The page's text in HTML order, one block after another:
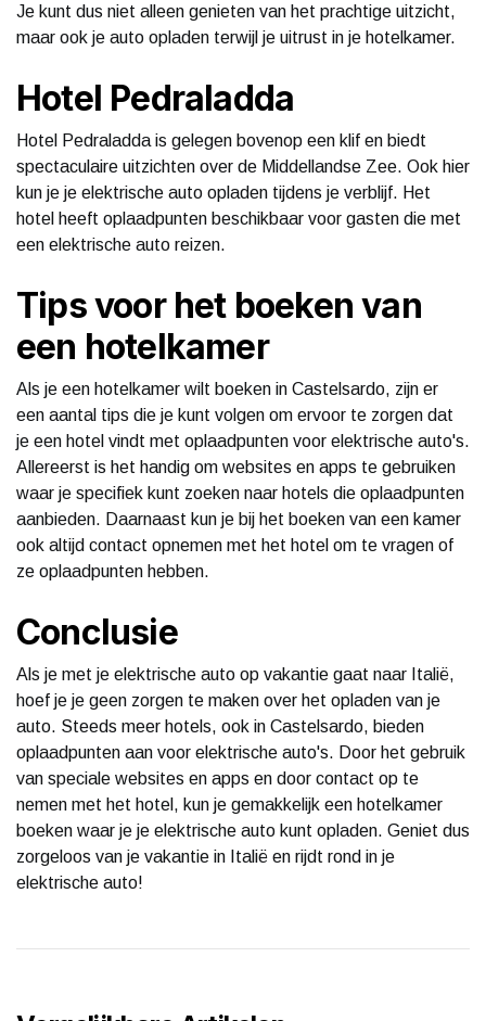
Je kunt dus niet alleen genieten van het prachtige uitzicht,
maar ook je auto opladen terwijl je uitrust in je hotelkamer.
Hotel Pedraladda
Hotel Pedraladda is gelegen bovenop een klif en biedt
spectaculaire uitzichten over de Middellandse Zee. Ook hier
kun je je elektrische auto opladen tijdens je verblijf. Het
hotel heeft oplaadpunten beschikbaar voor gasten die met
een elektrische auto reizen.
Tips voor het boeken van
een hotelkamer
Als je een hotelkamer wilt boeken in Castelsardo, zijn er
een aantal tips die je kunt volgen om ervoor te zorgen dat
je een hotel vindt met oplaadpunten voor elektrische auto's.
Allereerst is het handig om websites en apps te gebruiken
waar je specifiek kunt zoeken naar hotels die oplaadpunten
aanbieden. Daarnaast kun je bij het boeken van een kamer
ook altijd contact opnemen met het hotel om te vragen of
ze oplaadpunten hebben.
Conclusie
Als je met je elektrische auto op vakantie gaat naar Italië,
hoef je je geen zorgen te maken over het opladen van je
auto. Steeds meer hotels, ook in Castelsardo, bieden
oplaadpunten aan voor elektrische auto's. Door het gebruik
van speciale websites en apps en door contact op te
nemen met het hotel, kun je gemakkelijk een hotelkamer
boeken waar je je elektrische auto kunt opladen. Geniet dus
zorgeloos van je vakantie in Italië en rijdt rond in je
elektrische auto!